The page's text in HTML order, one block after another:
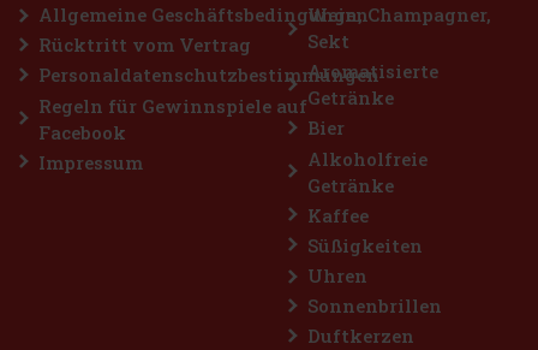
Rabatt: 43%
Aktion
Allgemeine Geschäftsbedingungen
Rücktritt vom Vertrag
Personaldatenschutzbestimmungen
Regeln für Gewinnspiele auf
Facebook
Impressum
Wein, Champagner,
Sekt
Aromatisierte
Getränke
Bier
Alkoholfreie
Getränke
Kaffee
Süßigkeiten
Uhren
Sonnenbrillen
Duftkerzen